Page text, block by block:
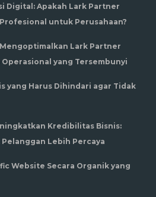
Digital: Apakah Lark Partner
untuk Perusahaan?
Lark Partner
yang Tersembunyi
yang Harus Dihindari agar Tidak
Kredibilitas Bisnis:
Lebih Percaya
Website Secara Organik yang